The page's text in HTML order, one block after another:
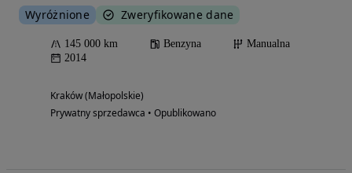
Wyróżnione Zweryfikowane dane
145 000 km Benzyna
Manualna
2014
Kraków (Małopolskie)
Prywatny sprzedawca • Opublikowano